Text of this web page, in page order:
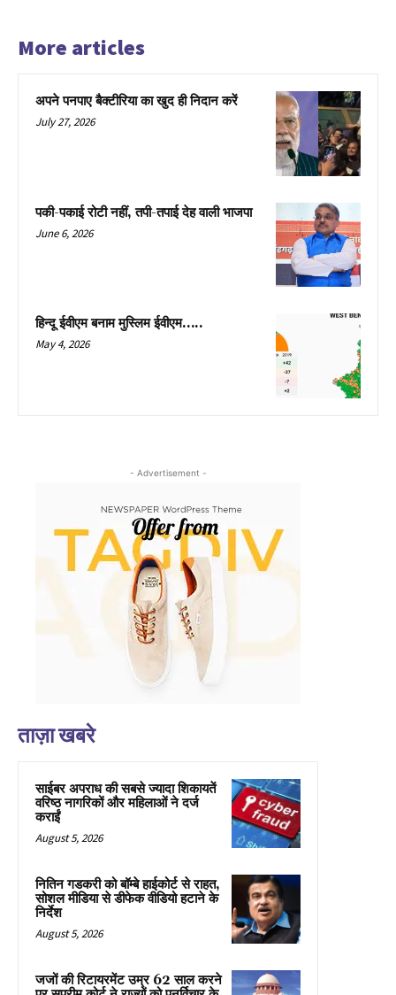
More articles
अपने पनपाए बैक्टीरिया का खुद ही निदान करें
July 27, 2026
पकी-पकाई रोटी नहीं, तपी-तपाई देह वाली भाजपा
June 6, 2026
हिन्दू ईवीएम बनाम मुस्लिम ईवीएम…..
May 4, 2026
- Advertisement -
ताज़ा खबरे
साईबर अपराध की सबसे ज्यादा शिकायतें
वरिष्ठ नागरिकों और महिलाओं ने दर्ज
कराईं
August 5, 2026
नितिन गडकरी को बॉम्बे हाईकोर्ट से राहत,
सोशल मीडिया से डीफेक वीडियो हटाने के
निर्देश
August 5, 2026
जजों की रिटायरमेंट उम्र 62 साल करने